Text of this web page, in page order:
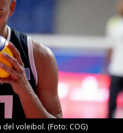
voleibol. (Foto: COG)